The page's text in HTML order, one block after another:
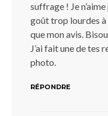
suffrage ! Je
goût trop lourdes à
que mon avis.
J’ai fait une de tes
photo.
RÉPONDRE